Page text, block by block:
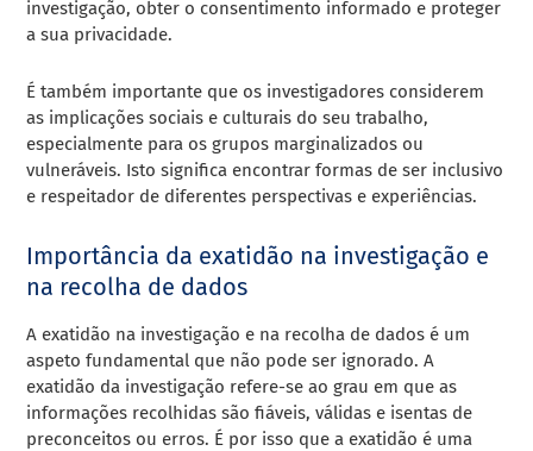
investigação, obter o consentimento informado e proteger
a sua privacidade.
É também importante que os investigadores considerem
as implicações sociais e culturais do seu trabalho,
especialmente para os grupos marginalizados ou
vulneráveis. Isto significa encontrar formas de ser inclusivo
e respeitador de diferentes perspectivas e experiências.
Importância da exatidão na investigação e
na recolha de dados
A exatidão na investigação e na recolha de dados é um
aspeto fundamental que não pode ser ignorado. A
exatidão da investigação refere-se ao grau em que as
informações recolhidas são fiáveis, válidas e isentas de
preconceitos ou erros. É por isso que a exatidão é uma